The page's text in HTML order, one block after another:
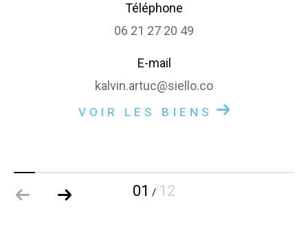
Téléphone
06 21 27 20 49
E-mail
kalvin.artuc@siello.co
VOIR LES BIENS
01 / 12